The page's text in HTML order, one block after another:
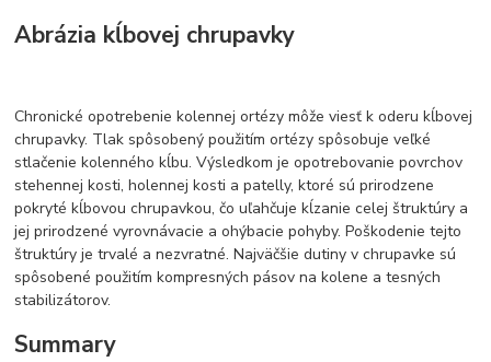
Abrázia kĺbovej chrupavky
Chronické opotrebenie kolennej ortézy môže viesť k oderu kĺbovej
chrupavky. Tlak spôsobený použitím ortézy spôsobuje veľké
stlačenie kolenného kĺbu. Výsledkom je opotrebovanie povrchov
stehennej kosti, holennej kosti a patelly, ktoré sú prirodzene
pokryté kĺbovou chrupavkou, čo uľahčuje kĺzanie celej štruktúry a
jej prirodzené vyrovnávacie a ohýbacie pohyby. Poškodenie tejto
štruktúry je trvalé a nezvratné. Najväčšie dutiny v chrupavke sú
spôsobené použitím kompresných pásov na kolene a tesných
stabilizátorov.
Summary